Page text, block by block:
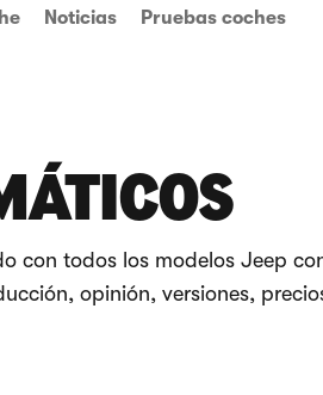
Noticias Pruebas coches
con todos los modelos Jeep
opinión, versiones,